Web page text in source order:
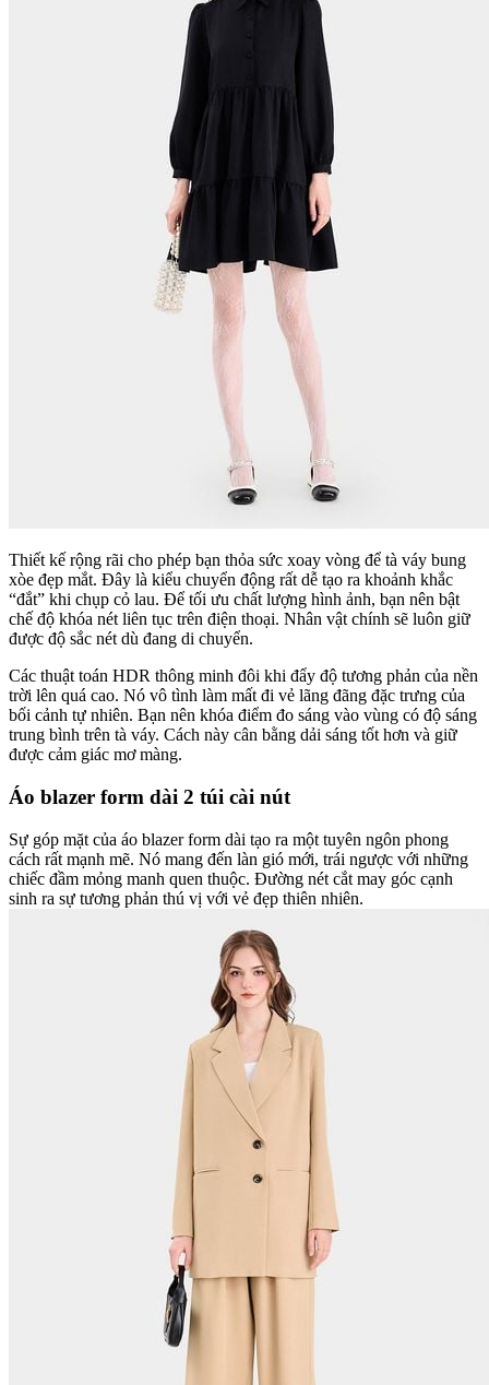
Thiết kế rộng rãi cho phép bạn thỏa sức xoay vòng để tà váy bung
xòe đẹp mắt. Đây là kiểu chuyển động rất dễ tạo ra khoảnh khắc
“đắt” khi chụp cỏ lau. Để tối ưu chất lượng hình ảnh, bạn nên bật
chế độ khóa nét liên tục trên điện thoại. Nhân vật chính sẽ luôn giữ
được độ sắc nét dù đang di chuyển.
Các thuật toán HDR thông minh đôi khi đẩy độ tương phản của nền
trời lên quá cao. Nó vô tình làm mất đi vẻ lãng đãng đặc trưng của
bối cảnh tự nhiên. Bạn nên khóa điểm đo sáng vào vùng có độ sáng
trung bình trên tà váy. Cách này cân bằng dải sáng tốt hơn và giữ
được cảm giác mơ màng.
Áo blazer form dài 2 túi cài nút
Sự góp mặt của áo blazer form dài tạo ra một tuyên ngôn phong
cách rất mạnh mẽ. Nó mang đến làn gió mới, trái ngược với những
chiếc đầm mỏng manh quen thuộc. Đường nét cắt may góc cạnh
sinh ra sự tương phản thú vị với vẻ đẹp thiên nhiên.